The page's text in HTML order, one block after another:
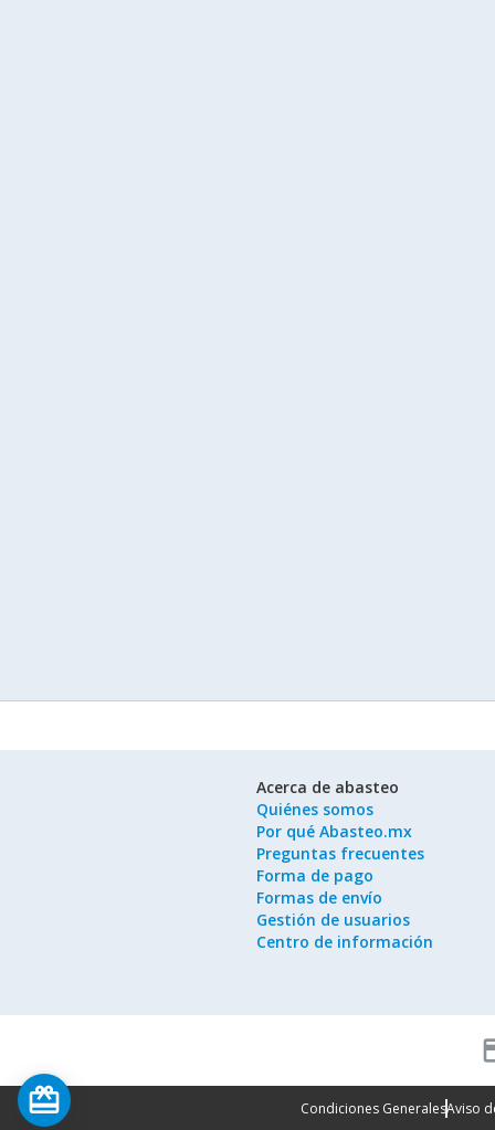
Acerca de abasteo
Quiénes somos
Por qué Abasteo.mx
Preguntas frecuentes
Forma de pago
Formas de envío
Gestión de usuarios
Centro de información
Condiciones GeneralesAviso
card_giftcard